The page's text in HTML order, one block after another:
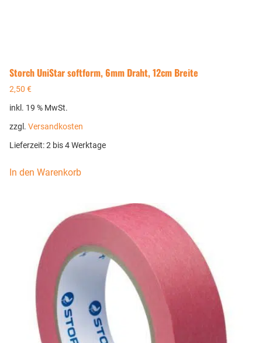
Storch UniStar softform, 6mm Draht, 12cm Breite
2,50 €
inkl. 19 % MwSt.
zzgl. Versandkosten
Lieferzeit:2 bis 4 Werktage
In den Warenkorb